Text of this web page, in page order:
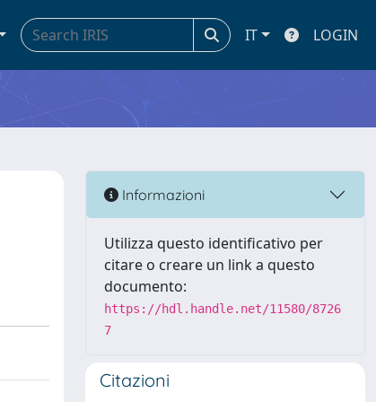
IT LOGIN
Informazioni
Utilizza questo identificativo per
citare o creare un link a questo
documento:
https://hdl.handle.net/11580/8726
7
Citazioni